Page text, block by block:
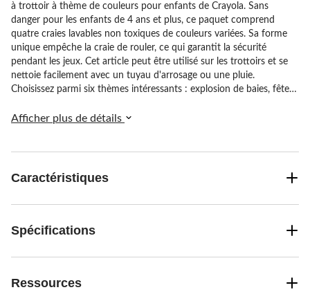
à trottoir à thème de couleurs pour enfants de Crayola. Sans
danger pour les enfants de 4 ans et plus, ce paquet comprend
quatre craies lavables non toxiques de couleurs variées. Sa forme
unique empêche la craie de rouler, ce qui garantit la sécurité
pendant les jeux. Cet article peut être utilisé sur les trottoirs et se
nettoie facilement avec un tuyau d'arrosage ou une pluie.
Choisissez parmi six thèmes intéressants : explosion de baies, fête
Elles sont idéales pour les anniversaires, les fêtes ou simplement
Afficher plus de détails
Caractéristiques
Spécifications
Ressources